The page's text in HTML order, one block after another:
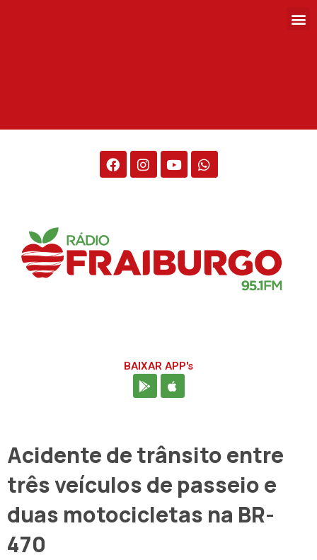
BAIXAR APP's
Acidente de trânsito entre
três veículos de passeio e
duas motocicletas na BR-
470